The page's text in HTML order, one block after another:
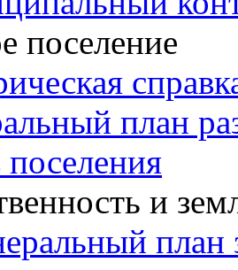
поселение
план
поселения
и
план